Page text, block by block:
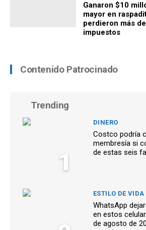
Ganaron $10
mayor en
perdieron más
impuestos
Contenido Patrocinado
Trending
1
DINERO
Costco podría
membresía si
de estas seis
ESTILO DE VIDA
WhatsApp
en estos
de agosto de